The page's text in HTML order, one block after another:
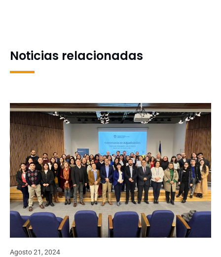
Noticias relacionadas
Agosto 21, 2024